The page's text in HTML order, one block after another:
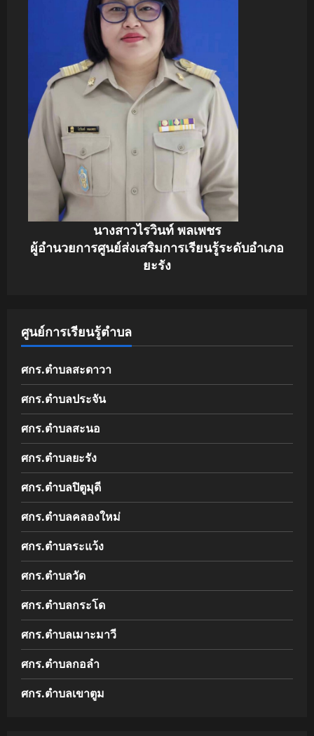
นางสาวไรวินท์ พลเพชร
ผู้อำนวยการศูนย์ส่งเสริมการเรียนรู้ระดับอำเภอ
ยะรัง
ศูนย์การเรียนรู้ตำบล
ศกร.ตำบลสะดาวา
ศกร.ตำบลประจัน
ศกร.ตำบลสะนอ
ศกร.ตำบลยะรัง
ศกร.ตำบลปิตูมุดี
ศกร.ตำบลคลองใหม่
ศกร.ตำบลระแว้ง
ศกร.ตำบลวัด
ศกร.ตำบลกระโด
ศกร.ตำบลเมาะมาวี
ศกร.ตำบลกอลำ
ศกร.ตำบลเขาตูม